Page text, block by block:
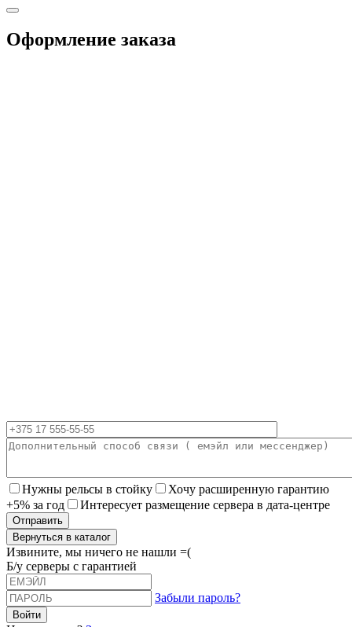
Оформление заказа
Нужны рельсы в стойку
Хочу расширенную гарантию
+5% за год
Интересует размещение сервера в дата-центре
Вернуться в каталог
Извините, мы ничего не нашли =(
Б/у серверы с гарантией
Забыли пароль?